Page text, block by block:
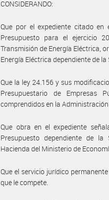
CONSIDERANDO:
Que por el expediente citado
Presupuesto para el ejercicio
Transmisión de Energía Eléctrica,
Energía Eléctrica dependiente de
Que la ley 24.156 y sus
Presupuestario de Empresas
comprendidos en la
Que obra en el expediente
Presupuesto dependiente de
Hacienda del Ministerio de
Que el servicio jurídico
que le compete.